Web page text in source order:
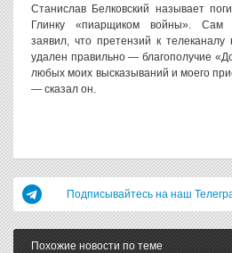
Станислав Белковский называет
Глинку «пиарщиком войны». Сам
заявил, что претензий к
удален правильно — благополучие
любых моих высказываний и моего
— сказал он.
Подписывайтесь на наш
Похожие новости по теме